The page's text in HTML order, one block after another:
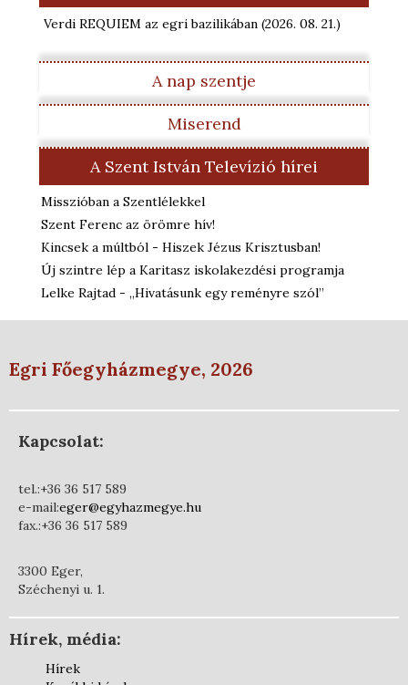
Verdi REQUIEM az egri bazilikában (2026. 08. 21.)
A nap szentje
Miserend
A Szent István Televízió hírei
Misszióban a Szentlélekkel
Szent Ferenc az örömre hív!
Kincsek a múltból - Hiszek Jézus Krisztusban!
Új szintre lép a Karitasz iskolakezdési programja
Lelke Rajtad - „Hivatásunk egy reményre szól”
Egri Főegyházmegye, 2026
Kapcsolat:
tel.:+36 36 517 589
e-mail:eger@egyhazmegye.hu
fax.:+36 36 517 589
3300 Eger,
Széchenyi u. 1.
Hírek, média:
Hírek